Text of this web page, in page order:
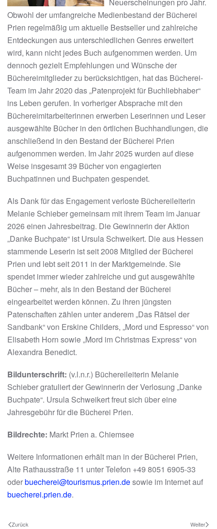
Obwohl der umfangreiche Medienbestand der Bücherei
Prien regelmäßig um aktuelle Bestseller und zahlreiche
Entdeckungen aus unterschiedlichen Genres erweitert
wird, kann nicht jedes Buch aufgenommen werden. Um
dennoch gezielt Empfehlungen und Wünsche der
Büchereimitglieder zu berücksichtigen, hat das Bücherei-
Team im Jahr 2020 das „Patenprojekt für Buchliebhaber“
ins Leben gerufen. In vorheriger Absprache mit den
Büchereimitarbeiterinnen erwerben Leserinnen und Leser
ausgewählte Bücher in den örtlichen Buchhandlungen, die
anschließend in den Bestand der Bücherei Prien
aufgenommen werden. Im Jahr 2025 wurden auf diese
Weise insgesamt 39 Bücher von engagierten
Buchpatinnen und Buchpaten gespendet.
Als Dank für das Engagement verloste Büchereileiterin
Melanie Schieber gemeinsam mit ihrem Team im Januar
2026 einen Jahresbeitrag. Die Gewinnerin der Aktion
„Danke Buchpate“ ist Ursula Schweikert. Die aus Hessen
stammende Leserin ist seit 2008 Mitglied der Bücherei
Prien und lebt seit 2011 in der Marktgemeinde. Sie
spendet immer wieder zahlreiche und gut ausgewählte
Bücher – mehr, als in den Bestand der Bücherei
eingearbeitet werden können. Zu ihren jüngsten
Patenschaften zählen unter anderem „Das Rätsel der
Sandbank“ von Erskine Childers, „Mord und Espresso“ von
Elisabeth Horn sowie „Mord im Christmas Express“ von
Alexandra Benedict.
Bildunterschrift: (v.l.n.r.) Büchereileiterin Melanie
Schieber gratuliert der Gewinnerin der Verlosung „Danke
Buchpate“. Ursula Schweikert freut sich über eine
Jahresgebühr für die Bücherei Prien.
Bildrechte: Markt Prien a. Chiemsee
Weitere Informationen erhält man in der Bücherei Prien,
Alte Rathausstraße 11 unter Telefon +49 8051 6905-33
oderbuecherei@tourismus.prien.desowie im Internet auf
buecherei.prien.de.
Zurück Weiter